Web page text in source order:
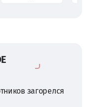
загорелся